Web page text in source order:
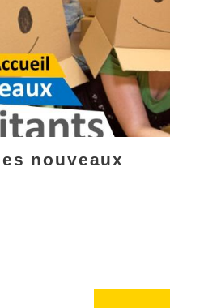
nouveaux